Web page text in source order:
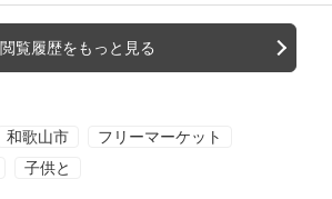
閲覧履歴をもっと見る
和歌山市
フリーマーケット
子供と